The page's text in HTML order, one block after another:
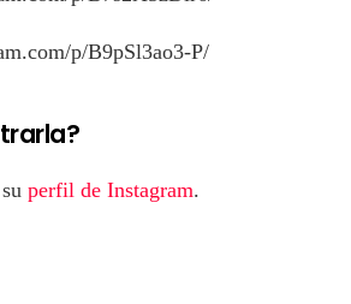
p/B9pSl3ao3-P/
perfil de Instagram.